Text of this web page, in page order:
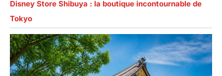
Disney Store Shibuya : la boutique incontournable de
Tokyo